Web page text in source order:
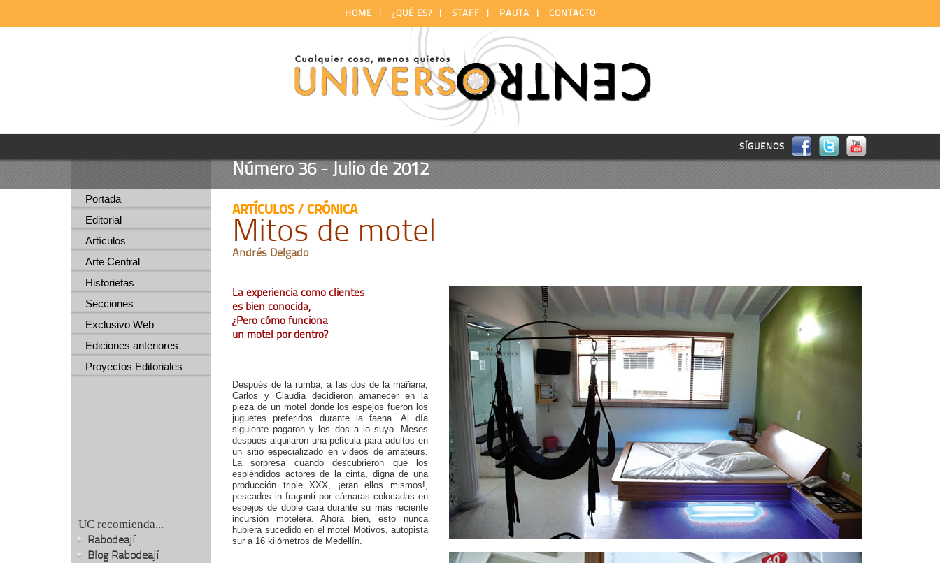
HOME| ¿QUÉ ES?| STAFF| PAUTA | CONTACTO
SÍGUENOS
Número 36 - Julio de 2012
Portada
Editorial
Artículos
Arte Central
Historietas
Secciones
Exclusivo Web
Ediciones anteriores
Proyectos Editoriales
UC recomienda...
Rabodeají
Blog Rabodeají
ARTÍCULOS / CRÓNICA
Mitos de motel
Andrés Delgado
La experiencia como clientes
es bien conocida,
¿Pero cómo funciona
un motel por dentro?
Después de la rumba, a las dos de la mañana,
Carlos y Claudia decidieron amanecer en la
pieza de un motel donde los espejos fueron los
juguetes preferidos durante la faena. Al día
siguiente pagaron y los dos a lo suyo. Meses
después alquilaron una película para adultos en
un sitio especializado en videos de amateurs.
La sorpresa cuando descubrieron que los
espléndidos actores de la cinta, digna de una
producción triple XXX, ¡eran ellos mismos!,
pescados in fraganti por cámaras colocadas en
espejos de doble cara durante su más reciente
incursión motelera. Ahora bien, esto nunca
hubiera sucedido en el motel Motivos, autopista
sur a 16 kilómetros de Medellín.